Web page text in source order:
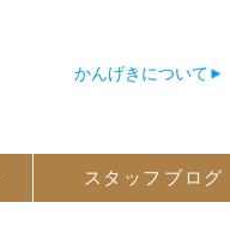
かんげきについて
スタッフ ブログ